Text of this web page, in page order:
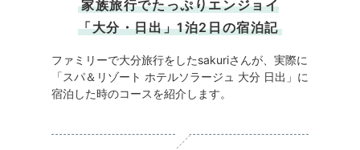
家族旅行でたっぷりエンジョイ
「大分・日出」1泊2日の宿泊記
ファミリーで大分旅行をしたsakuriさんが、実際に
「スパ＆リゾート ホテルソラージュ 大分 日出」に
宿泊した時のコースを紹介します。